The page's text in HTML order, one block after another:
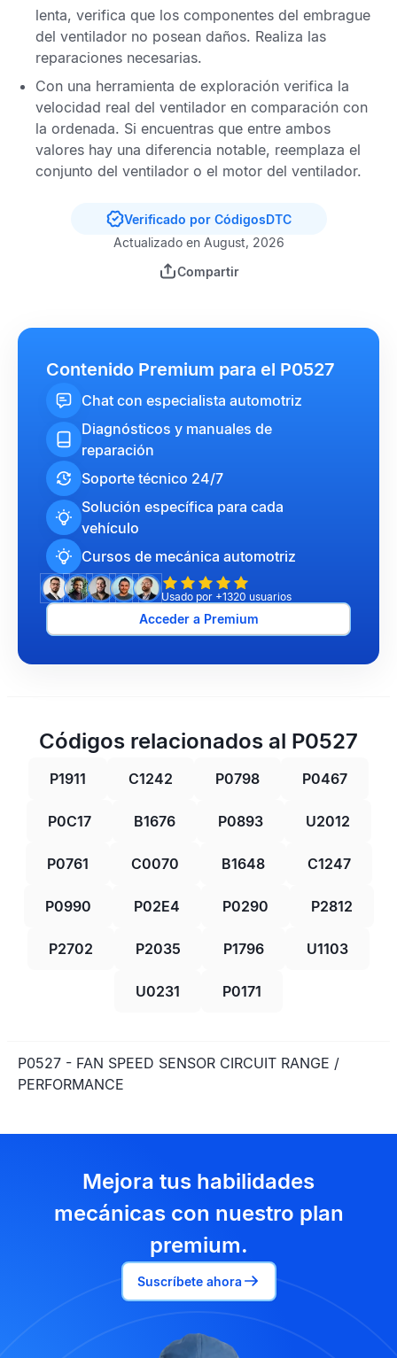
lenta, verifica que los componentes del embrague
del ventilador no posean daños. Realiza las
reparaciones necesarias.
Con una herramienta de exploración verifica la
velocidad real del ventilador en comparación con
la ordenada. Si encuentras que entre ambos
valores hay una diferencia notable, reemplaza el
conjunto del ventilador o el motor del ventilador.
Verificado por CódigosDTC
Actualizado en August, 2026
Compartir
Contenido Premium para el P0527
Chat con especialista automotriz
Diagnósticos y manuales de
reparación
Soporte técnico 24/7
Solución específica para cada
vehículo
Cursos de mecánica automotriz
Usado por +1320 usuarios
Acceder a Premium
Códigos relacionados al P0527
P1911 C1242 P0798 P0467
P0C17 B1676 P0893 U2012
P0761 C0070 B1648 C1247
P0990 P02E4 P0290 P2812
P2702 P2035 P1796 U1103
U0231 P0171
P0527 - FAN SPEED SENSOR CIRCUIT RANGE /
PERFORMANCE
Mejora tus habilidades
mecánicas con nuestro plan
premium.
Suscríbete ahora